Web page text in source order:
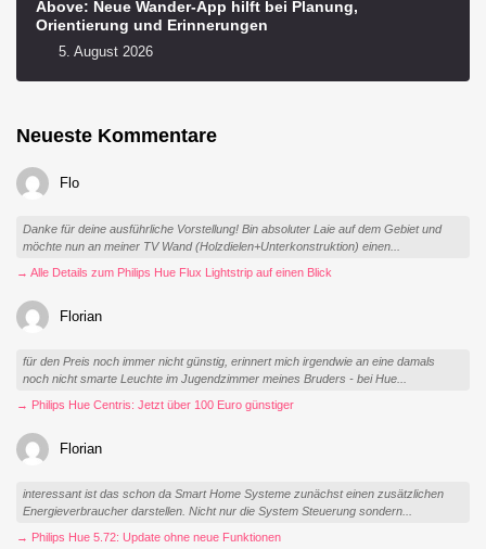
Above: Neue Wander-App hilft bei Planung,
Orientierung und Erinnerungen
5. August 2026
Neueste Kommentare
Flo
Danke für deine ausführliche Vorstellung! Bin absoluter Laie auf dem Gebiet und
möchte nun an meiner TV Wand (Holzdielen+Unterkonstruktion) einen...
→ Alle Details zum Philips Hue Flux Lightstrip auf einen Blick
Florian
für den Preis noch immer nicht günstig, erinnert mich irgendwie an eine damals
noch nicht smarte Leuchte im Jugendzimmer meines Bruders - bei Hue...
→ Philips Hue Centris: Jetzt über 100 Euro günstiger
Florian
interessant ist das schon da Smart Home Systeme zunächst einen zusätzlichen
Energieverbraucher darstellen. Nicht nur die System Steuerung sondern...
→ Philips Hue 5.72: Update ohne neue Funktionen